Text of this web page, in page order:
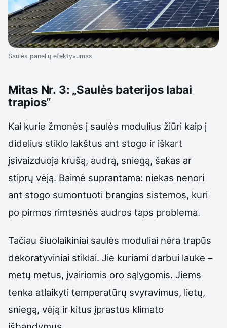
Saulės panelių efektyvumas
Mitas Nr. 3: „Saulės baterijos labai
trapios“
Kai kurie žmonės į saulės modulius žiūri kaip į
didelius stiklo lakštus ant stogo ir iškart
įsivaizduoja krušą, audrą, sniegą, šakas ar
stiprų vėją. Baimė suprantama: niekas nenori
ant stogo sumontuoti brangios sistemos, kuri
po pirmos rimtesnės audros taps problema.
Tačiau šiuolaikiniai saulės moduliai nėra trapūs
dekoratyviniai stiklai. Jie kuriami darbui lauke –
metų metus, įvairiomis oro sąlygomis. Jiems
tenka atlaikyti temperatūrų svyravimus, lietų,
sniegą, vėją ir kitus įprastus klimato